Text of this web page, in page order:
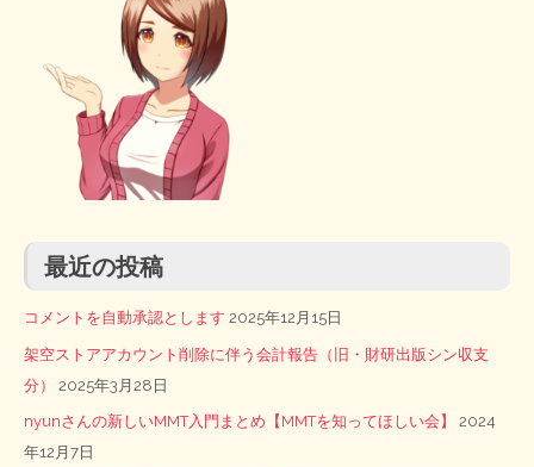
最近の投稿
コメントを自動承認とします 2025年12月15日
架空ストアアカウント削除に伴う会計報告（旧・財研出版シン収支
分）
2025年3月28日
nyunさんの新しいMMT入門まとめ【MMTを知ってほしい会】
2024
年12月7日